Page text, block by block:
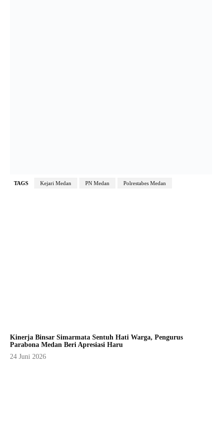
TAGS Kejari Medan PN Medan Polrestabes Medan
Kinerja Binsar Simarmata Sentuh Hati Warga, Pengurus
Parabona Medan Beri Apresiasi Haru
24 Juni 2026